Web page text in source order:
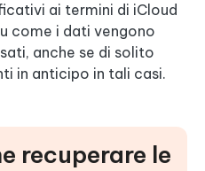
ai termini di iCloud
come i dati vengono
anche se di solito
in anticipo in tali casi.
recuperare le